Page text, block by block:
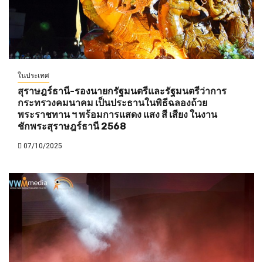
ในประเทศ
สุราษฎร์ธานี-รองนายกรัฐมนตรีและรัฐมนตรีว่าการ
กระทรวงคมนาคม เป็นประธานในพิธีฉลองถ้วย
พระราชทาน ฯ พร้อมการแสดง แสง สี เสียง ในงาน
ชักพระสุราษฎร์ธานี 2568
07/10/2025